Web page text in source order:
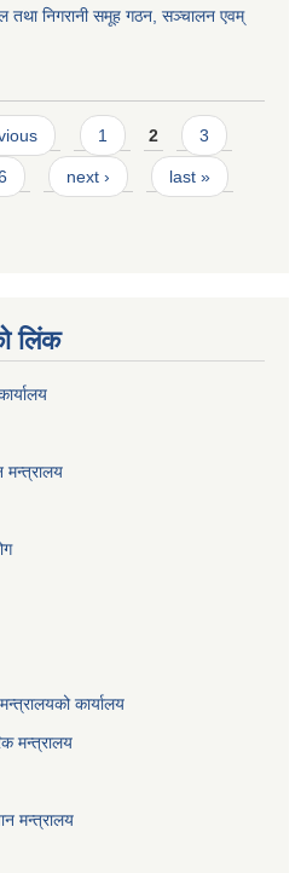
तथा निगरानी समूह गठन, सञ्चालन एवम्
1 2 3
next › last »
लिंक
मन्त्रालय
कार्यालय
मन्त्रालय
मन्त्रालय